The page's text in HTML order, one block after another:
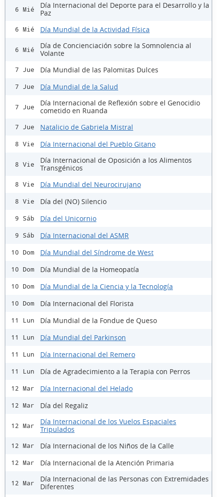
6 Mié
Día Internacional del Deporte para el Desarrollo y la
Paz
6 Mié Día Mundial de la Actividad Física
6 Mié
Día de Concienciación sobre la Somnolencia al
Volante
7 Jue Día Mundial de las Palomitas Dulces
7 Jue Día Mundial de la Salud
7 Jue
Día Internacional de Reflexión sobre el Genocidio
cometido en Ruanda
7 Jue Natalicio de Gabriela Mistral
8 Vie Día Internacional del Pueblo Gitano
8 Vie
Día Internacional de Oposición a los Alimentos
Transgénicos
8 Vie Día Mundial del Neurocirujano
8 Vie Día del (NO) Silencio
9 Sáb Día del Unicornio
9 Sáb Día Internacional del ASMR
10 Dom Día Mundial del Síndrome de West
10 Dom Día Mundial de la Homeopatía
10 Dom Día Mundial de la Ciencia y la Tecnología
10 Dom Día Internacional del Florista
11 Lun Día Mundial de la Fondue de Queso
11 Lun Día Mundial del Parkinson
11 Lun Día Internacional del Remero
11 Lun Día de Agradecimiento a la Terapia con Perros
12 Mar Día Internacional del Helado
12 Mar Día del Regaliz
12 Mar
Día Internacional de los Vuelos Espaciales
Tripulados
12 Mar Día Internacional de los Niños de la Calle
12 Mar Día Internacional de la Atención Primaria
12 Mar
Día Internacional de las Personas con Extremidades
Diferentes